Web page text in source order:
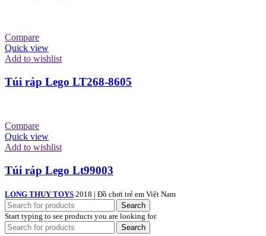
Compare
Quick view
Add to wishlist
Túi ráp Lego LT268-8605
Compare
Quick view
Add to wishlist
Túi ráp Lego Lt99003
LONG THUY TOYS 2018 | Đồ chơi trẻ em Việt Nam
Search
Start typing to see products you are looking for.
Search